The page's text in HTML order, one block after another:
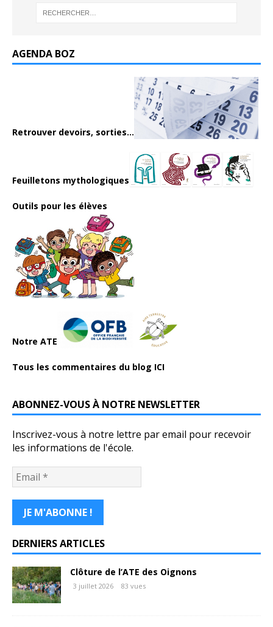
AGENDA BOZ
Retrouver devoirs, sorties...
Feuilletons mythologiques
Outils pour les élèves
Notre ATE
Tous les commentaires du blog ICI
ABONNEZ-VOUS À NOTRE NEWSLETTER
Inscrivez-vous à notre lettre par email pour recevoir
les informations de l'école.
DERNIERS ARTICLES
Clôture de l’ATE des Oignons
3 juillet 2026 83 vues